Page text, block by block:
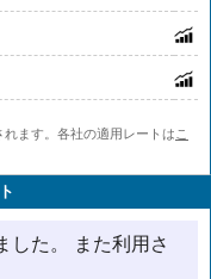
ます。各社の適用レートは こ
した。 また利用さ